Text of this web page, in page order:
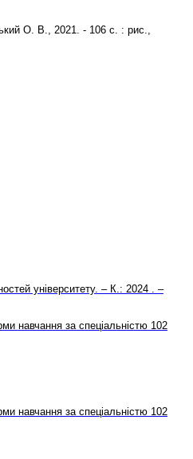
О. В., 2021. - 106 с. : рис.,
університету. – К.: 2024 . –
навчання за спеціальністю 102
навчання за спеціальністю 102